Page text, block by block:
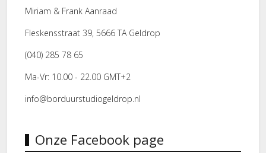
Miriam & Frank Aanraad
Fleskensstraat 39, 5666 TA Geldrop
(040) 285 78 65
Ma-Vr: 10.00 - 22.00 GMT+2
info@borduurstudiogeldrop.nl
Onze Facebook page